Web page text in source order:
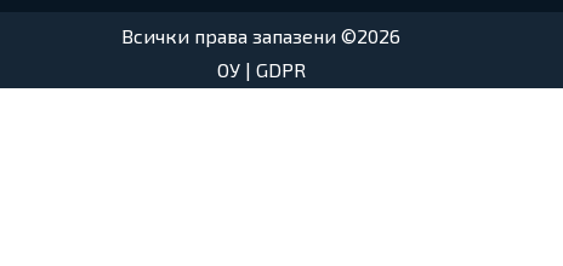
Всички права запазени ©2026
ОУ| GDPR